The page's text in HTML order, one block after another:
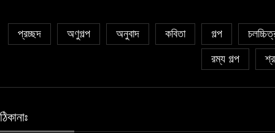
প্রচ্ছদ অণুগল্প অনুবাদ কবিতা গল্প
রম্য গল্প
ঠিকানাঃ